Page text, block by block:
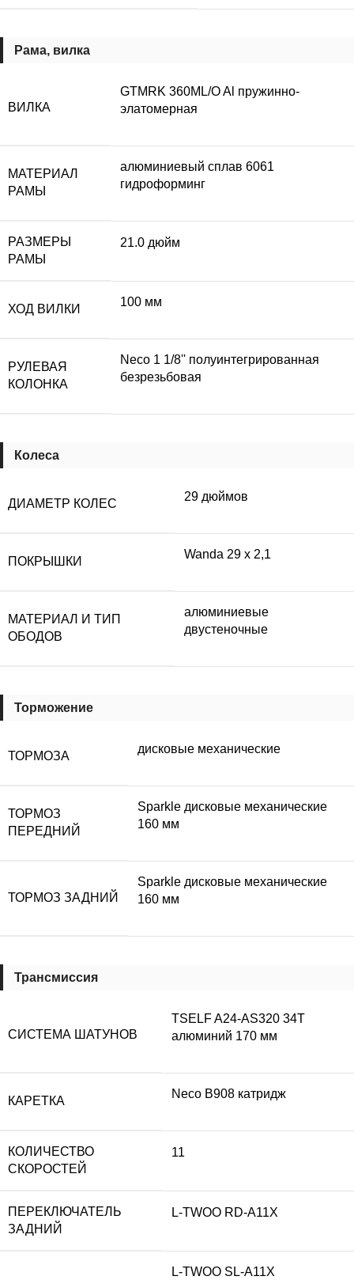
Рама, вилка
ВИЛКА
GTMRK 360ML/O Al пружинно-
элатомерная
МАТЕРИАЛ
РАМЫ
алюминиевый сплав 6061
гидроформинг
РАЗМЕРЫ
РАМЫ
21.0 дюйм
ХОД ВИЛКИ
100 мм
РУЛЕВАЯ
КОЛОНКА
Neco 1 1/8'' полуинтегрированная
безрезьбовая
Колеса
ДИАМЕТР КОЛЕС
29 дюймов
ПОКРЫШКИ
Wanda 29 x 2,1
МАТЕРИАЛ И ТИП
ОБОДОВ
алюминиевые
двустеночные
Торможение
ТОРМОЗА
дисковые механические
ТОРМОЗ
ПЕРЕДНИЙ
Sparkle дисковые механические
160 мм
ТОРМОЗ ЗАДНИЙ
Sparkle дисковые механические
160 мм
Трансмиссия
СИСТЕМА ШАТУНОВ
TSELF A24-AS320 34T
алюминий 170 мм
КАРЕТКА
Neco B908 катридж
КОЛИЧЕСТВО
СКОРОСТЕЙ
11
ПЕРЕКЛЮЧАТЕЛЬ
ЗАДНИЙ
L-TWOO RD-A11X
L-TWOO SL-A11X